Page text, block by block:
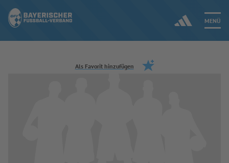
MENÜ
Jetzt einloggen
Als Favorit hinzufügen